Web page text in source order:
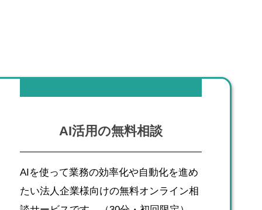
AI活用の無料相談
AIを使って業務の効率化や自動化を進め
たい法人企業様向けの無料オンライン相